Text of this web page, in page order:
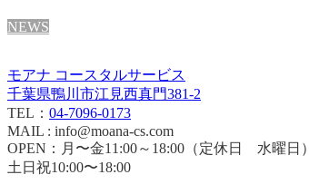
NEWS
モアナ コースタルサービス
千葉県鴨川市江見西真門381-2
TEL： 04-7096-0173
MAIL : info@moana-cs.com
OPEN：月〜金11:00～18:00（定休日 水曜日）
土日祝10:00〜18:00